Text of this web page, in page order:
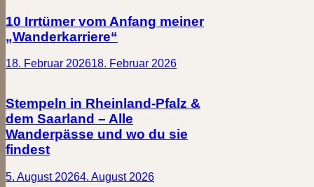
10 Irrtümer vom Anfang meiner
„Wanderkarriere“
18. Februar 202618. Februar 2026
Stempeln in Rheinland-Pfalz &
dem Saarland – Alle
Wanderpässe und wo du sie
findest
5. August 20264. August 2026